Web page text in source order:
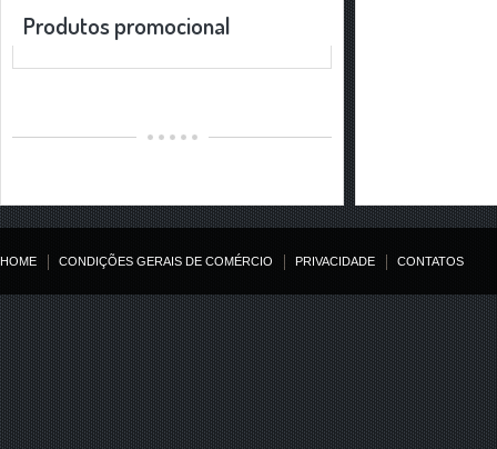
Produtos promocional
HOME CONDIÇÕES GERAIS DE COMÉRCIO PRIVACIDADE CONTATOS